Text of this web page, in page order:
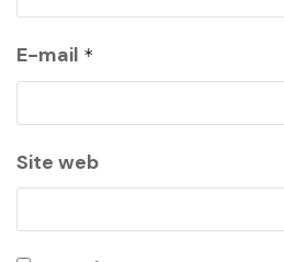
E-mail *
Site web